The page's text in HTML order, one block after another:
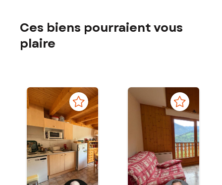
Ces biens pourraient vous
plaire